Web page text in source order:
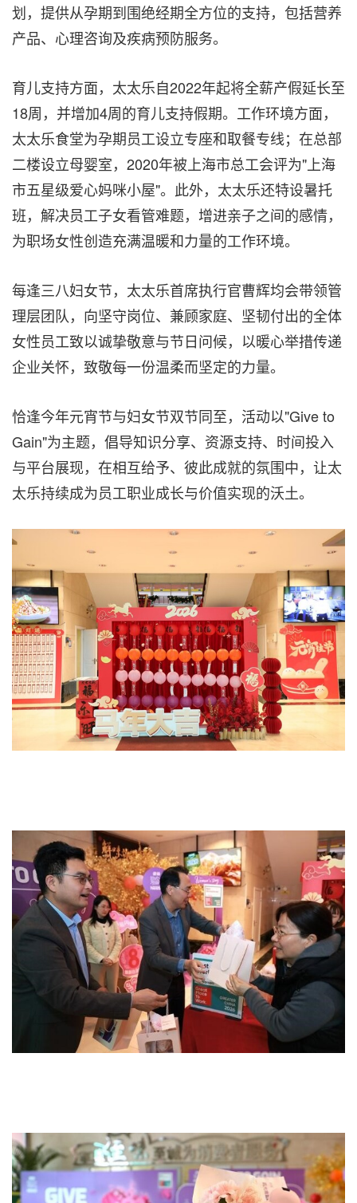
划，提供从孕期到围绝经期全方位的支持，包括营养
产品、心理咨询及疾病预防服务。
育儿支持方面，太太乐自2022年起将全薪产假延长至
18周，并增加4周的育儿支持假期。工作环境方面，
太太乐食堂为孕期员工设立专座和取餐专线；在总部
二楼设立母婴室，2020年被上海市总工会评为"上海
市五星级爱心妈咪小屋"。此外，太太乐还特设暑托
班，解决员工子女看管难题，增进亲子之间的感情，
为职场女性创造充满温暖和力量的工作环境。
每逢三八妇女节，太太乐首席执行官曹辉均会带领管
理层团队，向坚守岗位、兼顾家庭、坚韧付出的全体
女性员工致以诚挚敬意与节日问候，以暖心举措传递
企业关怀，致敬每一份温柔而坚定的力量。
恰逢今年元宵节与妇女节双节同至，活动以"Give to
Gain"为主题，倡导知识分享、资源支持、时间投入
与平台展现，在相互给予、彼此成就的氛围中，让太
太乐持续成为员工职业成长与价值实现的沃土。